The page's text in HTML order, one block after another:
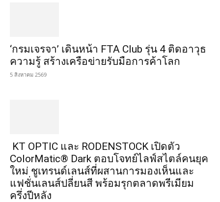
‘กรมเจรจา’ เดินหน้า FTA Club รุ่น 4 ติดอาวุธ
ความรู้ สร้างเครือข่ายรับมือการค้าโลก
5 สิงหาคม 2569
KT OPTIC และ RODENSTOCK เปิดตัว
ColorMatic® Dark ตอบโจทย์ไลฟ์สไตล์คนยุค
ใหม่ ชูเทรนด์เลนส์ที่ผสานการมองเห็นและ
แฟชั่นเลนส์ปลี่ยนสี พร้อมรุกตลาดพรีเมียม
ครึ่งปีหลัง